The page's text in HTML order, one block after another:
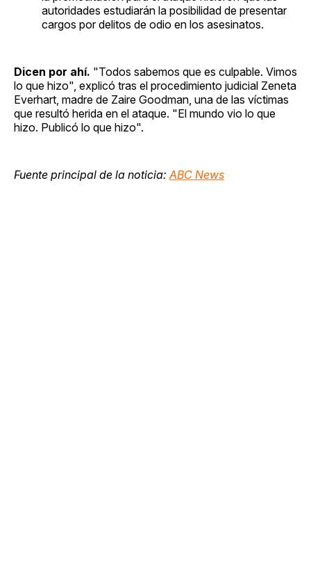
autoridades estudiarán la posibilidad de presentar
cargos por delitos de odio en los asesinatos.
Dicen por ahí. "Todos sabemos que es culpable. Vimos
lo que hizo", explicó tras el procedimiento judicial Zeneta
Everhart, madre de Zaire Goodman, una de las víctimas
que resultó herida en el ataque. "El mundo vio lo que
hizo. Publicó lo que hizo".
Fuente principal de la noticia: ABC News